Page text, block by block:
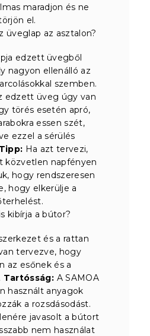
maradjon és ne
el.
üveglap az asztalon?
edzett üvegből
nagyon ellenálló az
szemben.
edzett üveg úgy van
törés esetén apró,
essen szét,
ezzel a sérülés
Tipp: Ha azt tervezi,
közvetlen napfényen
hogy rendszeresen
hogy elkerülje a
kibírja a bútor?
és a rattan
tervezve, hogy
az esőnek és a
Tartósság: A SAMOA
használt anyagok
a rozsdásodást.
javasolt a bútort
nem használat